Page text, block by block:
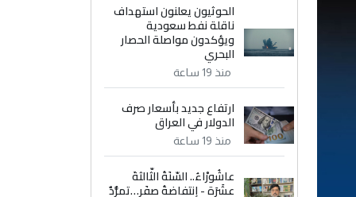
الحوثيون يعلنون استهداف
ناقلة نفط سعودية
ويؤكدون مواصلة الحصار
البحري
منذ 19 ساعة
ارتفاع جديد بأسعار صرف
الدولار في العراق
منذ 19 ساعة
عاشُورْاءُ.. السّنَةُ الثّالثةَ
عشَرَة - إِنتفاضةُ صفَر…تمرُّدٌ